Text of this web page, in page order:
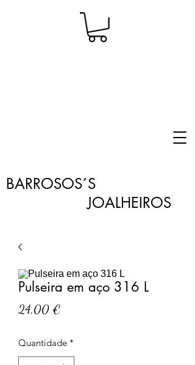
BARROSOS´S
JOALHEIROS
Pulseira em aço 316 L
24,00 €
Quantidade *